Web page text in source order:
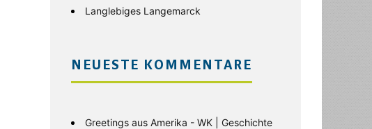
Langlebiges Langemarck
NEUESTE KOMMENTARE
Greetings aus Amerika - WK | Geschichte